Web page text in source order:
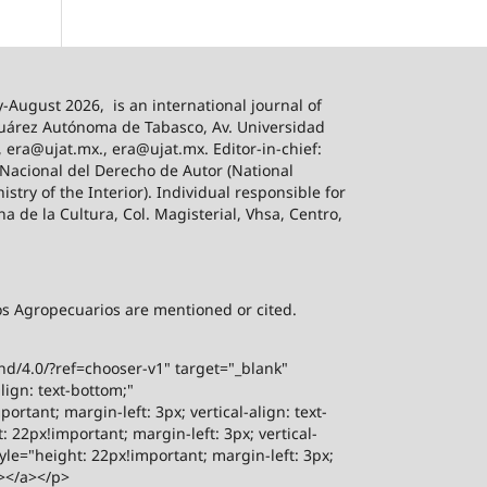
August 2026, is an international journal of
Autónoma de Tabasco, Av. Universidad
era@ujat.mx., era@ujat.mx. Editor-in-chief:
del Derecho de Autor (National
of the Interior). Individual responsible for
de la Cultura, Col. Magisterial, Vhsa, Centro,
Agropecuarios are mentioned or cited.
4.0/?ref=chooser-v1" target="_blank"
text-bottom;"
margin-left: 3px; vertical-align: text-
22px!important; margin-left: 3px; vertical-
22px!important; margin-left: 3px;
a></p>